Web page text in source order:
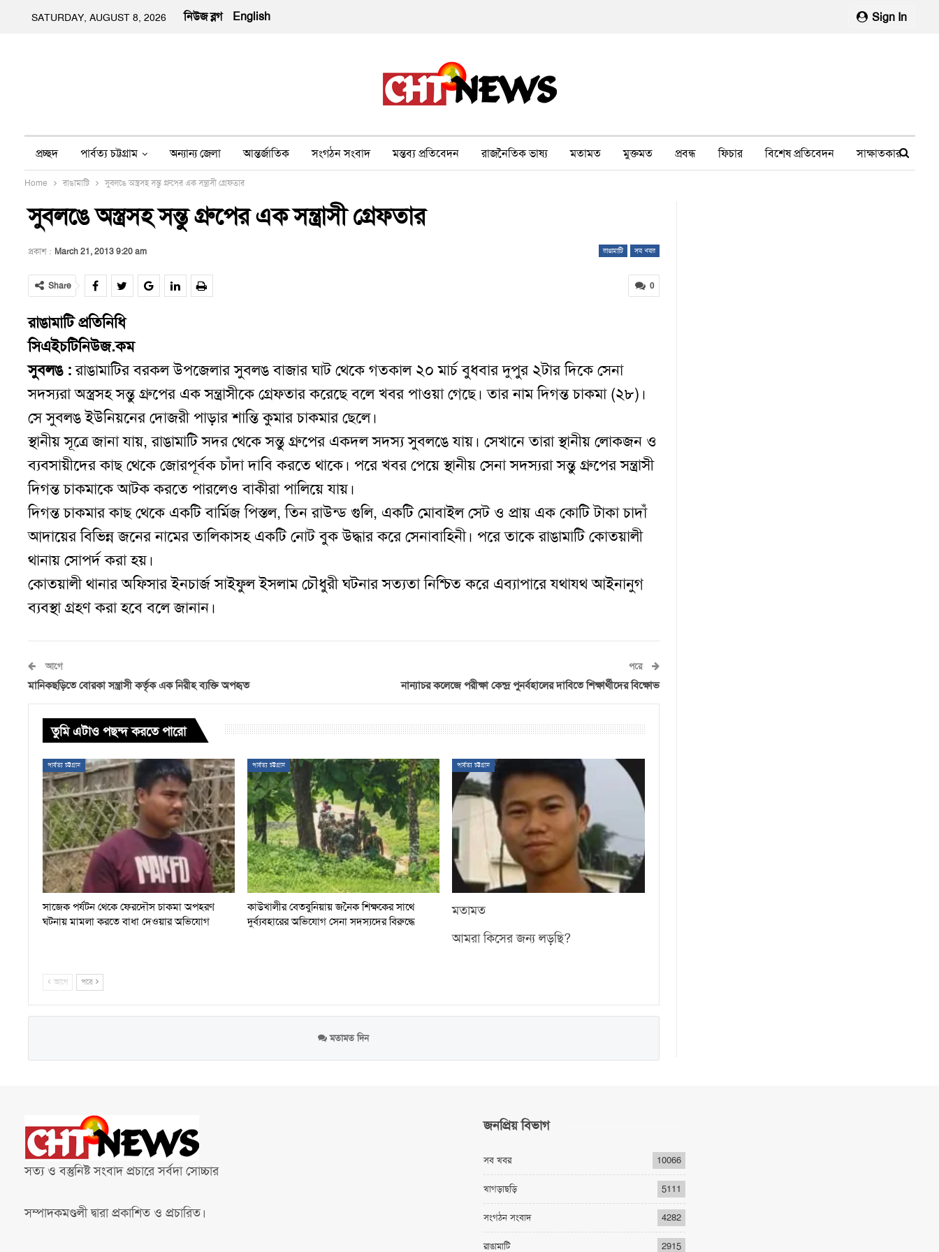
Sign In
SATURDAY, AUGUST 8, 2026 নিউজ ব্লগ English
প্রচ্ছদ পার্বত্য চট্টগ্রাম অন্যান্য জেলা আন্তর্জাতিক সংগঠন সংবাদ মন্তব্য প্রতিবেদন রাজনৈতিক ভাষ্য মতামত মুক্তমত প্রবন্ধ ফিচার বিশেষ প্রতিবেদন সাক্ষাতকার
অন্য মিডিয়া ইতিহাস জীবন-যাপন তথ্য প্রযুক্তি
Home রাঙামাটি সুবলঙে অস্ত্রসহ সন্তু গ্রুপের এক সন্ত্রাসী গ্রেফতার
সুবলঙে অস্ত্রসহ সন্তু গ্রুপের এক সন্ত্রাসী গ্রেফতার
রাঙামাটি সব খবর
প্রকাশ : March 21, 2013 9:20 am
0
Share
রাঙামাটি প্রতিনিধি
সিএইচটিনিউজ.কম
সুবলঙ :রাঙামাটির বরকল উপজেলার সুবলঙ বাজার ঘাট থেকে গতকাল ২০ মার্চ বুধবার দুপুর ২টার দিকে সেনা
সদস্যরা অস্ত্রসহ সন্তু গ্রুপের এক সন্ত্রাসীকে গ্রেফতার করেছে বলে খবর পাওয়া গেছে। তার নাম দিগন্ত চাকমা (২৮)।
সে সুবলঙ ইউনিয়নের দোজরী পাড়ার শান্তি কুমার চাকমার ছেলে।
স্থানীয় সূত্রে জানা যায়, রাঙামাটি সদর থেকে সন্তু গ্রুপের একদল সদস্য সুবলঙে যায়। সেখানে তারা স্থানীয় লোকজন ও
ব্যবসায়ীদের কাছ থেকে জোরপূর্বক চাঁদা দাবি করতে থাকে। পরে খবর পেয়ে স্থানীয় সেনা সদস্যরা সন্তু গ্রুপের সন্ত্রাসী
দিগন্ত চাকমাকে আটক করতে পারলেও বাকীরা পালিয়ে যায়।
দিগন্ত চাকমার কাছ থেকে একটি বার্মিজ পিস্তল, তিন রাউন্ড গুলি, একটি মোবাইল সেট ও প্রায় এক কোটি টাকা চাদাঁ
আদায়ের বিভিন্ন জনের নামের তালিকাসহ একটি নোট বুক উদ্ধার করে সেনাবাহিনী। পরে তাকে রাঙামাটি কোতয়ালী
থানায় সোপর্দ করা হয়।
কোতয়ালী থানার অফিসার ইনচার্জ সাইফুল ইসলাম চৌধুরী ঘটনার সত্যতা নিশ্চিত করে এব্যাপারে যথাযথ আইনানুগ
ব্যবস্থা গ্রহণ করা হবে বলে জানান।
আগে
মানিকছড়িতে বোরকা সন্ত্রাসী কর্তৃক এক নিরীহ ব্যক্তি অপহৃত
পরে
নান্যাচর কলেজে পরীক্ষা কেন্দ্র পুনর্বহালের দাবিতে শিক্ষার্থীদের বিক্ষোভ
তুমি এটাও পছন্দ করতে পারো
পার্বত্য চট্টগ্রাম
সাজেক পর্যটন থেকে ফেরদৌস চাকমা অপহরণ
ঘটনায় মামলা করতে বাধা দেওয়ার অভিযোগ
পার্বত্য চট্টগ্রাম
কাউখালীর বেতবুনিয়ায় জনৈক শিক্ষকের সাথে
দুর্ব্যবহারের অভিযোগ সেনা সদস্যদের বিরুদ্ধে
পার্বত্য চট্টগ্রাম
মতামত
আমরা কিসের জন্য লড়ছি?
আগে পরে
মতামত দিন
সত্য ও বস্তুনিষ্ট সংবাদ প্রচারে সর্বদা সোচ্চার
সম্পাদকমণ্ডলী দ্বারা প্রকাশিত ও প্রচারিত।
জনপ্রিয় বিভাগ
সব খবর 10066
খাগড়াছড়ি 5111
সংগঠন সংবাদ 4282
রাঙামাটি 2915